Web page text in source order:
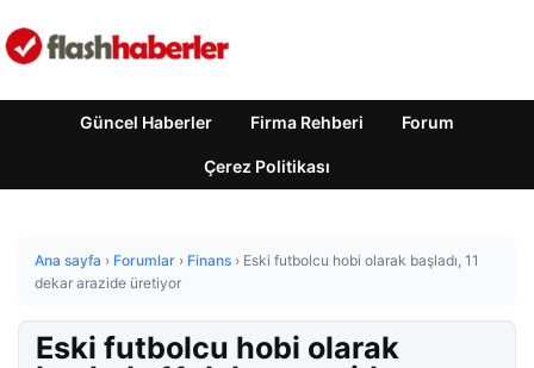
Güncel Haberler Firma Rehberi Forum
Çerez Politikası
Ana sayfa › Forumlar › Finans › Eski futbolcu hobi olarak başladı, 11
dekar arazide üretiyor
Eski futbolcu hobi olarak